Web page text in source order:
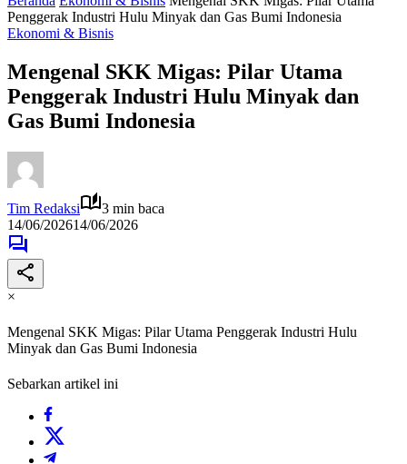
Penggerak Industri Hulu Minyak dan Gas Bumi Indonesia
Ekonomi & Bisnis
Mengenal SKK Migas: Pilar Utama
Penggerak Industri Hulu Minyak dan
Gas Bumi Indonesia
Tim Redaksi
3 min baca
14/06/202614/06/2026
×
Mengenal SKK Migas: Pilar Utama Penggerak Industri Hulu
Minyak dan Gas Bumi Indonesia
Sebarkan artikel ini